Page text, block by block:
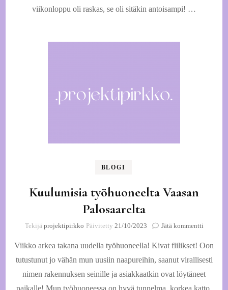
viikonloppu oli raskas, se oli sitäkin antoisampi! …
BLOGI
Kuulumisia työhuoneelta Vaasan
Palosaarelta
Tekijä projektipirkko Päivitetty 21/10/2023 Jätä kommentti
Vaasan
Viikko arkea takana uudella työhuoneella! Kivat fiilikset! Oon
tutustunut jo vähän mun uusiin naapureihin, saanut virallisesti
nimen rakennuksen seinille ja asiakkaatkin ovat löytäneet
paikalle! Mun työhuoneessa on hyvä tunnelma, korkea katto,